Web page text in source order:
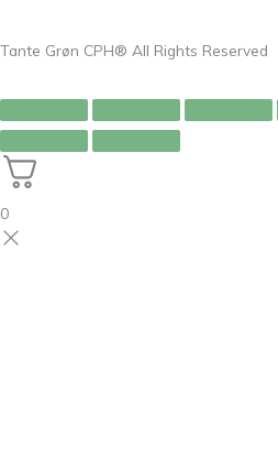
Tante Grøn CPH® All Rights Reserved
0